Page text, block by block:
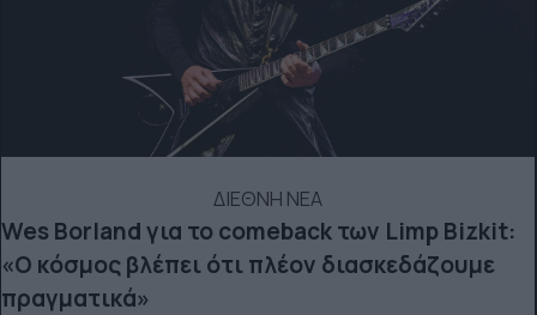
ΔΙΕΘΝΗ ΝΕΑ
Wes Borland για το comeback των Limp Bizkit:
«Ο κόσμος βλέπει ότι πλέον διασκεδάζουμε
πραγματικά»